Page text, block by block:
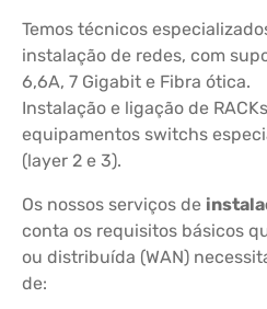
Temos técnicos
instalação de redes, com
6,6A, 7 Gigabit e Fibra ótica.
Instalação e ligação de
equipamentos switchs
(layer 2 e 3).
Os nossos serviços de
conta os requisitos básicos
ou distribuída (WAN)
de: